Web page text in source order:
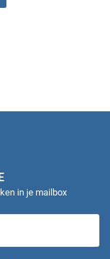
in je mailbox